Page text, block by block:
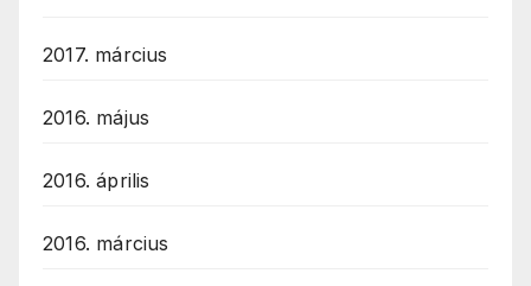
2017. március
2016. május
2016. április
2016. március